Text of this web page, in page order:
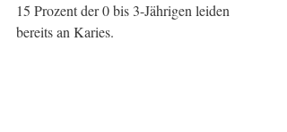
15 Prozent der 0 bis 3-Jährigen leiden
bereits an Karies.